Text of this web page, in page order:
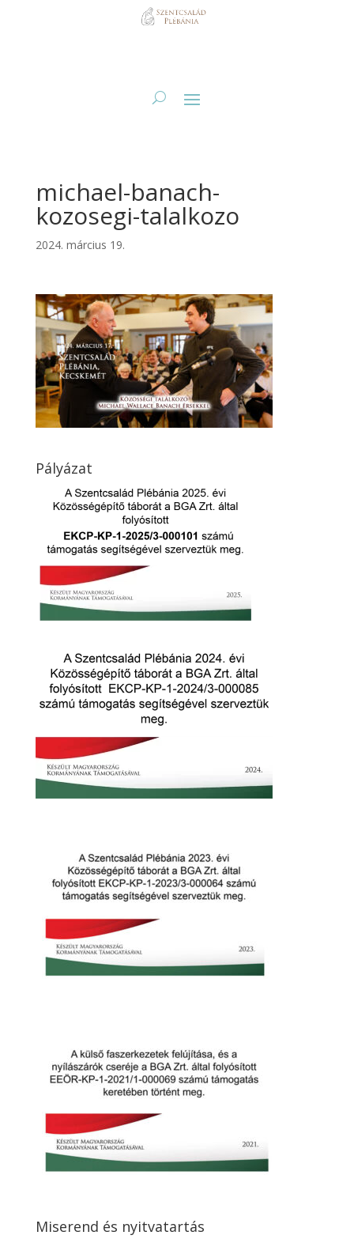
michael-banach-
kozosegi-talalkozo
2024. március 19.
Pályázat
Miserend és nyitvatartás